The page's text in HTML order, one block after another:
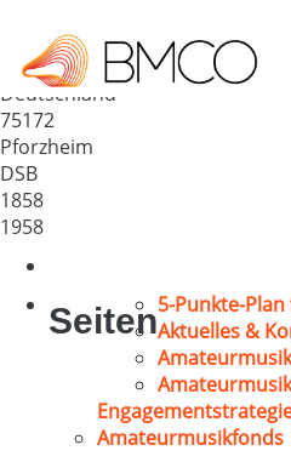
Pforzheim
Deutschland
75172
Pforzheim
DSB
1858
1958
Seiten5-Punkte-
Aktuelles &
Amateurmusikfonds